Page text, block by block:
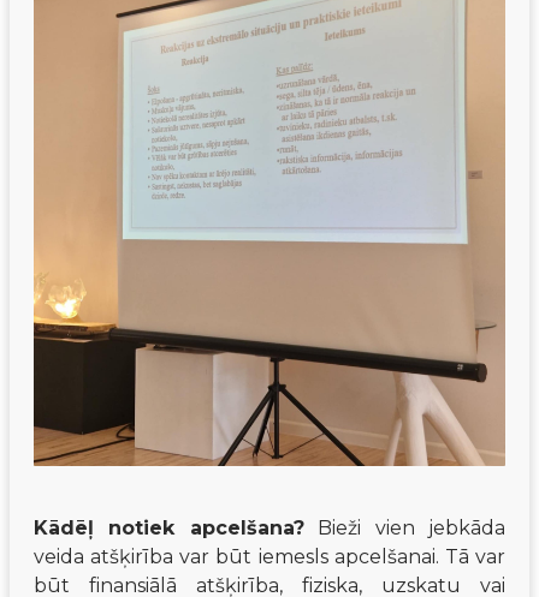
Kādēļ notiek apcelšana? Bieži vien jebkāda
veida atšķirība var būt iemesls apcelšanai. Tā var
būt finansiālā atšķirība, fiziska, uzskatu vai